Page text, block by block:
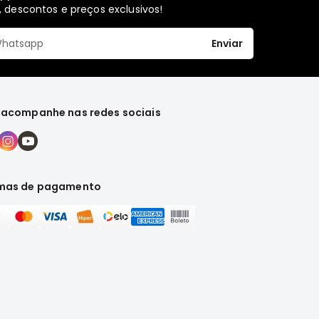
e preços exclusivos!
Enviar
nas redes sociais
de pagamento